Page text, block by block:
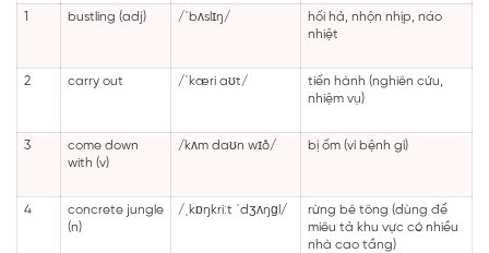
1 bustling (adj) /ˈbʌslɪŋ/
hối hả, nhộn nhịp, náo
nhiệt
2 carry out /ˈkæri aʊt/
tiến hành (nghiên cứu,
nhiệm vụ)
3
come down
with (v)
/kʌm daʊn wɪð/ bị ốm (vì bệnh gì)
4
concrete jungle
(n)
/ˌkɒŋkriːt ˈdʒʌŋɡl/
rừng bê tông (dùng để
miêu tả khu vực có nhiều
nhà cao tầng)